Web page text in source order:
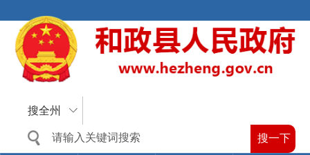
搜全州